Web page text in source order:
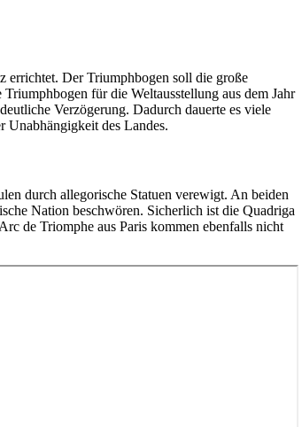
errichtet. Der Triumphbogen soll die große
für die Weltausstellung aus dem Jahr
Verzögerung. Dadurch dauerte es viele
Unabhängigkeit des Landes.
durch allegorische Statuen verewigt. An beiden
Nation beschwören. Sicherlich ist die Quadriga
de Triomphe aus Paris kommen ebenfalls nicht